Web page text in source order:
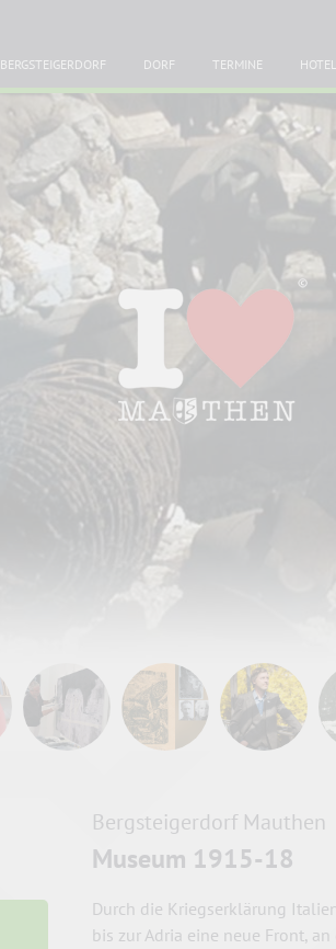
BERGSTEIGERDORF DORF TERMINE HOTEL
Bergsteigerdorf Mauthen
Museum 1915-18
Durch die Kriegserklärung
bis zur Adria eine neue Front,